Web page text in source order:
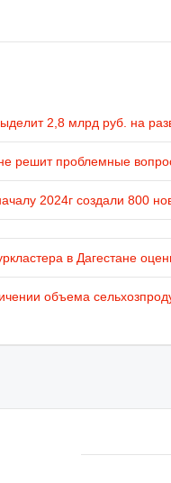
2,8 млрд руб. на
решит проблемные
2024г создали 800
в Дагестане
объема